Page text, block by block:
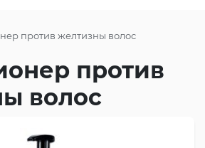
против желтизны волос
против
волос